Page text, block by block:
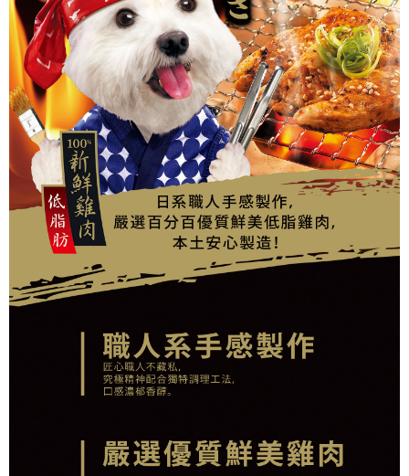
【注意事項】
1.本服務係由「台灣大哥大股份有限公司」（以下簡稱本公司）所提供，讓
用戶於交易時，得透過本服務購買商品或服務，並由商店將買賣／分期付款
買賣價金債權讓與本公司後，依約使用本公司帳單繳交帳款。
2.基於同意付款使用「大哥付你分期」之契約關係目的，商店將以您的個人
資料（包含姓名、電話或地址）提供予台灣大哥大進項蒐集、處理及利用，
由本公司與您本人進行分期帳單所需資料之確認、核對及更正。
3.完整用戶服務條款，請詳閱以下連結：https://oppay.tw/userRule
３．收到繳費通知簡訊後14天內，點擊此簡訊中的連結，可透過四大超商／
ATM／網路銀行／等多元方式進行付款，方視為交易完成。
※ 請注意：結帳手續完成當下不需立刻繳費，但若您需要取消訂單，請聯絡
購買商品的店家。未經商家同意取消之訂單仍視為有效，需透過AFTEE先享
後付繳納相關費用。
※ 交易是否成功請以「AFTEE先享後付 」之結帳頁面顯示為準，若有關於
是否繳費成功／繳費後需取消欲退款等相關疑問，請聯繫「AFTEE先享後付
客戶支援中心」https://netprotections.freshdesk.com/support/home
【注意事項】
１．透過由恩沛科技股份有限公司提供之「AFTEE先享後付」服務完成之交
易，需依本服務之必要範圍內提供個人資料，並將交易相關給付款項請求債
權轉讓予恩沛科技股份有限公司。
２．關於個人資料處理事宜，請瀏覽以下網址：
https://aftee.tw/terms/#terms3
３．未成年的使用者請事先徵得法定代理人或監護人之同意方可使用
「AFTEE先享後付」，若未經同意申辦者引起之損失，本公司不負相關責
任。
４．使用「AFTEE先享後付」時，將依據個別帳號之用戶狀況，依本公司即
請求用戶進行身份認證。
５．嚴禁一人註冊多個帳號或使用他人資訊註冊。若發現惡意使用之情形，
恩沛科技股份有限公司將有權停止該用戶之使用額度並採取法律行動。
付款後全家取貨
每筆NT$65，滿NT$1,000(含以上)免運費
7-11取貨付款
每筆NT$65，滿NT$1,000(含以上)免運費
付款後7-11取貨
每筆NT$65，滿NT$1,000(含以上)免運費
本島宅配
每筆NT$95，滿NT$1,000(含以上)免運費
離島宅配
每筆NT$180
貨到付款